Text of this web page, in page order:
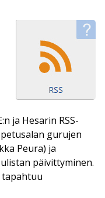
ja Hesarin RSS-
gurujen
Peura) ja
päivittyminen.